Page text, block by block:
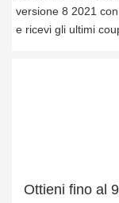
versione 8 2021
e ricevi gli ultimi